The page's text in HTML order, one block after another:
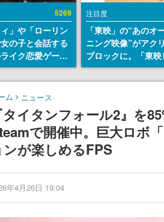
5269
ィ」や「ローリン
の子と会話する
イク恋愛ゲーム
さんはソウルラ
料公開。返事に
と「YOU
注目度
「東映」の“あのオ
ニング映像”がアク
ブロックに。「東映
トリカル グッズコ
ョン」が8月下旬よ
ム ニュース
タイタンフォール2』を
で開催中。巨大ロボ
ンが楽しめるFPS
年4月26日 19:04